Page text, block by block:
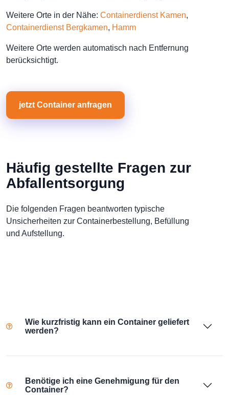
Weitere Orte in der Nähe: Containerdienst Kamen,
Containerdienst Bergkamen, Hamm
Weitere Orte werden automatisch nach Entfernung
berücksichtigt.
jetzt Container anfragen
Häufig gestellte Fragen zur
Abfallentsorgung
Die folgenden Fragen beantworten typische
Unsicherheiten zur Containerbestellung, Befüllung
und Aufstellung.
Wie kurzfristig kann ein Container geliefert
werden?
Benötige ich eine Genehmigung für den
Container?